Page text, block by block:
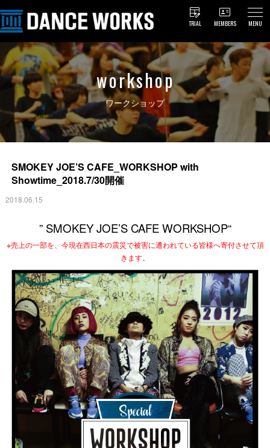
TRIAL MEMBERS MENU
workshop
ワークショップ
SMOKEY JOE’S CAFE_WORKSHOP with
Showtime_2018.7/30開催
2018.06.15
”SMOKEY JOE’S CAFE WORKSHOP“
※売上の一部を、今現在西日本の震災で被害に遭われている皆様へ寄付させて頂
きます。